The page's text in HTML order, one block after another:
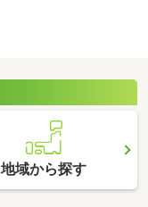
地域から探す